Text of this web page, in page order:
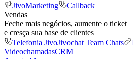
JivoMarketing
Callback
Vendas
Feche mais negócios, aumente o ticket
e cresça sua base de clientes
Telefonia JivoJivochat Team Chats
VideochamadasCRM